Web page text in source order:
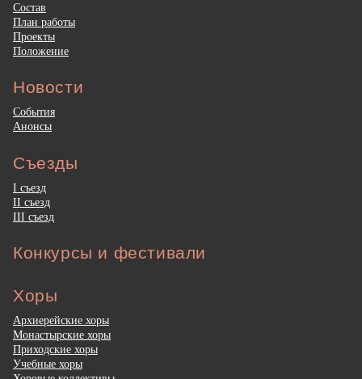
Состав
План работы
Проекты
Положение
Новости
События
Анонсы
Съезды
I съезд
II съезд
III съезд
Конкурсы и фестивали
Хоры
Архиерейские хоры
Монастырские хоры
Приходские хоры
Учебные хоры